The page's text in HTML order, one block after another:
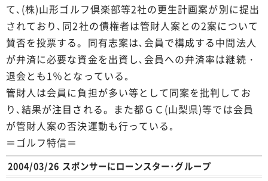
て､(株)山形ゴルフ倶楽部等2社の更生計画案が別に提出
されており､同2社の債権者は管財人案との2案について
賛否を投票する。同有志案は､会員で構成する中間法人
が弁済に必要な資金を出資し､会員への弁済率は継続・
退会とも1％となっている｡
管財人は会員に負担が多い等として同案を批判してお
り､結果が注目される。また都ＧＣ(山梨県)等では会員
が管財人案の否決運動も行っている｡
＝ゴルフ特信＝
2004/03/26 スポンサーにローンスター･グループ